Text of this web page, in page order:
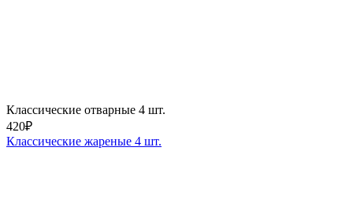
Классические отварные 4 шт.
420₽
Классические жареные 4 шт.